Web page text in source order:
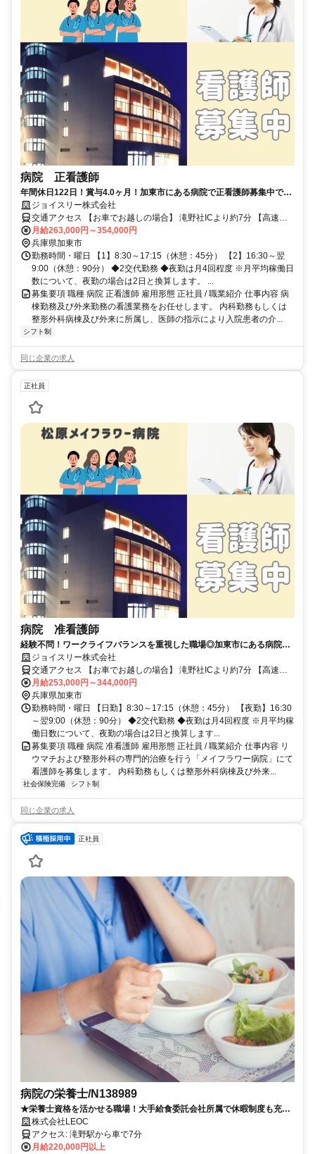
病院 正看護師
年間休日122日！賞与4.0ヶ月！加東市にある病院で正看護師募集中で
す！【イチオシ】
ジョイスリー株式会社
交通アクセス 【お車でお越しの場合】 滝野社ICより約7分 【高速バ
スご利用の場合】 社パーキングエリア 下車徒歩15分 【路線バスご利
用の場合】 神姫バス「南山」 バス停下車徒歩10分
月給263,000円～354,000円
兵庫県加東市
勤務時間・曜日 【1】8:30～17:15（休憩：45分） 【2】16:30～翌
9:00（休憩：90分） ◆2交代勤務 ◆夜勤は月4回程度 ※月平均稼働日
数について、夜勤の場合は2日と換算します。 ...
募集要項 職種 病院 正看護師 雇用形態 正社員 / 職業紹介 仕事内容 病
棟勤務及び外来勤務の看護業務をお任せします。 内科勤務もしくは
整形外科病棟及び外来に所属し、医師の指示により入院患者の介...
シフト制
同じ企業の求人
正社員
病院 准看護師
経験不問！ワークライフバランスを重視した職場◎加東市にある病院で
准看護師募集中です！【イチオシ】
ジョイスリー株式会社
交通アクセス 【お車でお越しの場合】 滝野社ICより約7分 【高速バ
スご利用の場合】 社パーキングエリア 下車徒歩15分 【路線バスご利
用の場合】 神姫バス「南山」 バス停下車徒歩10分
月給253,000円～344,000円
兵庫県加東市
勤務時間・曜日 【日勤】8:30～17:15（休憩：45分） 【夜勤】16:30
～翌9:00（休憩：90分） ◆2交代勤務 ◆夜勤は月4回程度 ※月平均稼
働日数について、夜勤の場合は2日と換算します...
募集要項 職種 病院 准看護師 雇用形態 正社員 / 職業紹介 仕事内容 リ
ウマチおよび整形外科の専門的治療を行う「メイフラワー病院」にて
看護師を募集します。 内科勤務もしくは整形外科病棟及び外来...
社会保険完備 シフト制
同じ企業の求人
正社員
病院の栄養士/N138989
★栄養士資格を活かせる職場！大手給食委託会社所属で休暇制度も充実
しており、プライベートと両立できる環境です！
株式会社LEOC
アクセス: 滝野駅から車で7分
月給220,000円以上